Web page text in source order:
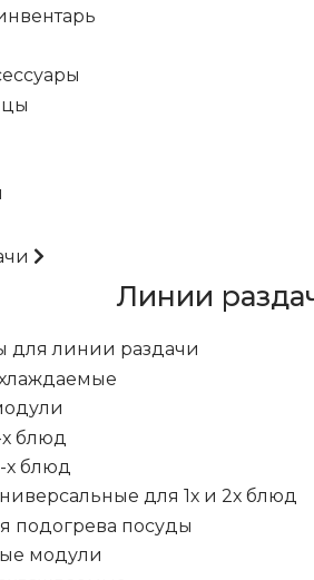
Линии
для линии раздачи
блюд
блюд
для 1х и 2х блюд
подогрева посуды
модули